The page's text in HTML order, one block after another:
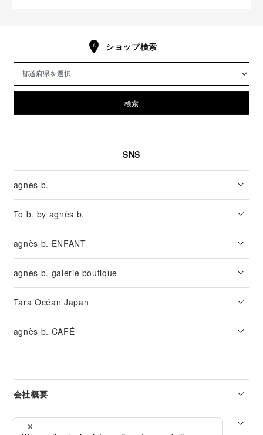
ショップ検索
検索
SNS
agnès b.
To b. by agnès b.
agnès b. ENFANT
agnès b. galerie boutique
Tara Océan Japan
agnès b. CAFÉ
会社概要
リーガル